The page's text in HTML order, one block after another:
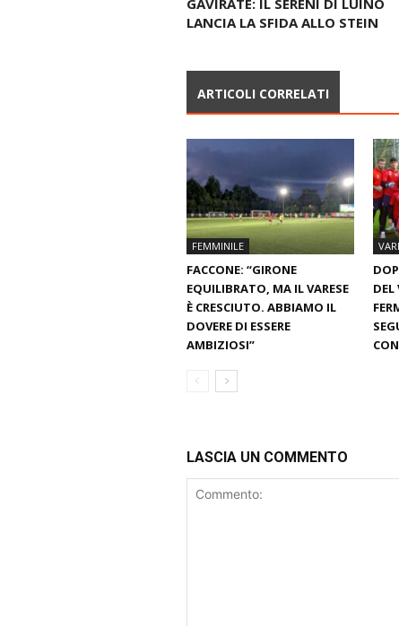
GAVIRATE: IL SERENI DI LUINO
LANCIA LA SFIDA ALLO STEIN
ARTICOLI CORRELATI
FEMMINILE
FACCONE: “GIRONE
EQUILIBRATO, MA IL VARESE
È CRESCIUTO. ABBIAMO IL
DOVERE DI ESSERE
AMBIZIOSI”
DEL
LASCIA UN COMMENTO